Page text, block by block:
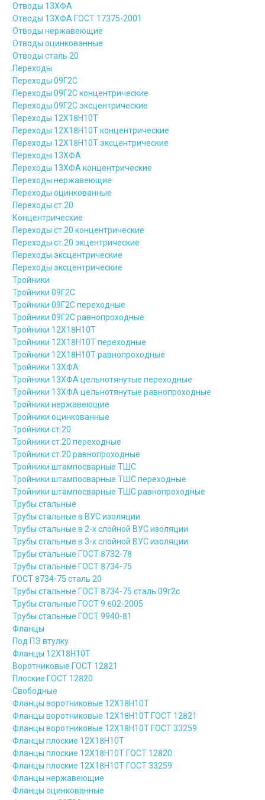
Отводы 13ХФА
Отводы 13ХФА ГОСТ 17375-2001
Отводы нержавеющие
Отводы оцинкованные
Отводы сталь 20
Переходы
Переходы 09Г2С
Переходы 09Г2С концентрические
Переходы 09Г2С эксцентрические
Переходы 12Х18Н10Т
Переходы 12Х18Н10Т концентрические
Переходы 12Х18Н10Т эксцентрические
Переходы 13ХФА
Переходы 13ХФА концентрические
Переходы нержавеющие
Переходы оцинкованные
Переходы ст.20
Концентрические
Переходы ст.20 концентрические
Переходы ст.20 экцентрические
Переходы эксцентрические
Переходы эксцентрические
Тройники
Тройники 09Г2С
Тройники 09Г2С переходные
Тройники 09Г2С равнопроходные
Тройники 12Х18Н10Т
Тройники 12Х18Н10Т переходные
Тройники 12Х18Н10Т равнопроходные
Тройники 13ХФА
Тройники 13ХФА цельнотянутые переходные
Тройники 13ХФА цельнотянутые равнопроходные
Тройники нержавеющие
Тройники оцинкованные
Тройники ст.20
Тройники ст.20 переходные
Тройники ст.20 равнопроходные
Тройники штампосварные ТШС
Тройники штампосварные ТШС переходные
Тройники штампосварные ТШС равнопроходные
Трубы стальные
Трубы стальные в ВУС изоляции
Трубы стальные в 2-х слойной ВУС изоляции
Трубы стальные в 3-х слойной ВУС изоляции
Трубы стальные ГОСТ 8732-78
Трубы стальные ГОСТ 8734-75
ГОСТ 8734-75 сталь 20
Трубы стальные ГОСТ 8734-75 сталь 09г2с
Трубы стальные ГОСТ 9.602-2005
Трубы стальные ГОСТ 9940-81
Фланцы
Под ПЭ втулку
Фланцы 12Х18Н10Т
Воротниковые ГОСТ 12821
Плоские ГОСТ 12820
Свободные
Фланцы воротниковые 12Х18Н10Т
Фланцы воротниковые 12Х18Н10Т ГОСТ 12821
Фланцы воротниковые 12Х18Н10Т ГОСТ 33259
Фланцы плоские 12Х18Н10Т
Фланцы плоские 12Х18Н10Т ГОСТ 12820
Фланцы плоские 12Х18Н10Т ГОСТ 33259
Фланцы нержавеющие
Фланцы оцинкованные